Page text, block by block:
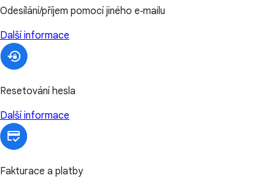
Odesílání/příjem pomocí jiného e‑mailu
Další informace
Resetování hesla
Další informace
Fakturace a platby